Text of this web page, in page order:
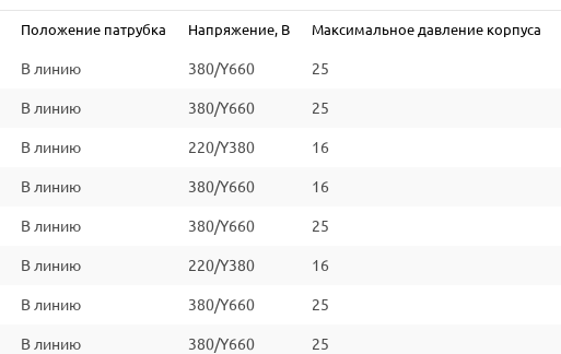
Степень защиты (IEC 34-5)
Класс изоляции (IEC 85)
Класс энергоэффективности
Положение патрубка Напряжение, В Максимальное давление корпуса
В линию 380/Y660 25
В линию 380/Y660 25
В линию 220/Y380 16
В линию 380/Y660 16
В линию 380/Y660 25
В линию 220/Y380 16
В линию 380/Y660 25
В линию 380/Y660 25